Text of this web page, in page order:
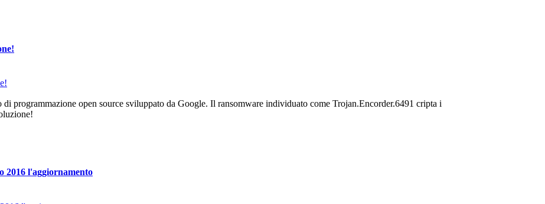
programmazione open source sviluppato da Google. Il ransomware individuato come Trojan.Encorder.6491 cripta i
2016 l'aggiornamento